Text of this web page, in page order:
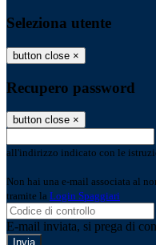
Seleziona utente
button close ×
Recupero password
button close ×
all'indirizzo indicato con le
Non hai una e-mail associata al
tramite la Login Spaggiari
E-mail inviata, si prega di